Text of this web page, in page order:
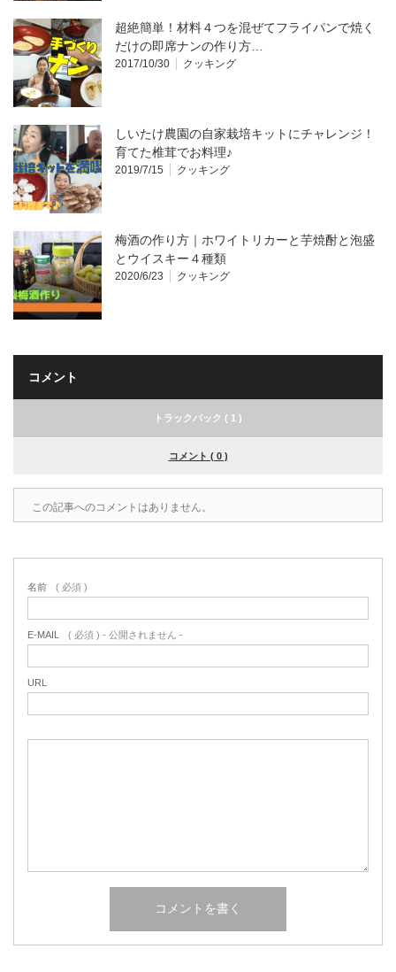
超絶簡単！材料４つを混ぜてフライパンで焼く
だけの即席ナンの作り方…
2017/10/30 クッキング
しいたけ農園の自家栽培キットにチャレンジ！
育てた椎茸でお料理♪
2019/7/15 クッキング
梅酒の作り方｜ホワイトリカーと芋焼酎と泡盛
とウイスキー４種類
2020/6/23 クッキング
コメント
トラックバック ( 1 )
コメント ( 0 )
この記事へのコメントはありません。
名前 ( 必須 )
E-MAIL ( 必須 ) - 公開されません -
URL